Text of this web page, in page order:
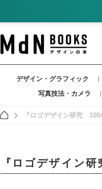
デザイン・グラフィック
写真技法・カメラ
『ロゴデザイン研究
『ロゴデザイン